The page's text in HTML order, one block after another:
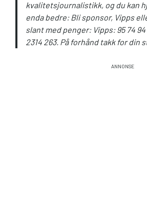
kvalitetsjournalistikk, og du kan
enda bedre: Bli sponsor, Vipps
slant med penger: Vipps: 95 74
2314 263. På forhånd takk for din